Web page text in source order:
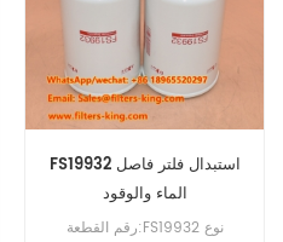
ROCL7 ROCL8 V1200 XAH175
XAHS106 XAHS146 XAHS306.
FS19932 استبدال فلتر فاصل
الماء والوقود
رقم القطعة:FS19932 نوع